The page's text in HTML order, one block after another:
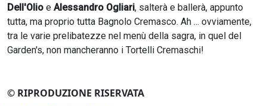
Dell'Olio e Alessandro Ogliari, salterà e ballerà, appunto
tutta, ma proprio tutta Bagnolo Cremasco. Ah ... ovviamente,
tra le varie prelibatezze nel menù della sagra, in quel del
Garden's, non mancheranno i Tortelli Cremaschi!
© RIPRODUZIONE RISERVATA